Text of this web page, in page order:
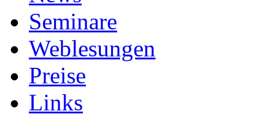
Seminare
Weblesungen
Preise
Links